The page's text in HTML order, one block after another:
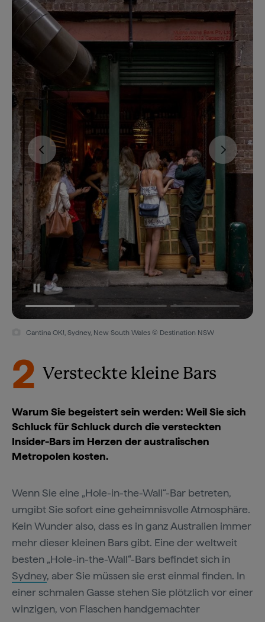
Cantina OK!, Sydney, New South Wales © Destination NSW
2 Versteckte kleine Bars
Warum Sie begeistert sein werden: Weil Sie sich
Schluck für Schluck durch die versteckten
Insider-Bars im Herzen der australischen
Metropolen kosten.
Wenn Sie eine „Hole-in-the-Wall“-Bar betreten,
umgibt Sie sofort eine geheimnisvolle Atmosphäre.
Kein Wunder also, dass es in ganz Australien immer
mehr dieser kleinen Bars gibt. Eine der weltweit
besten „Hole-in-the-Wall“-Bars befindet sich in
Sydney, aber Sie müssen sie erst einmal finden. In
einer schmalen Gasse stehen Sie plötzlich vor einer
winzigen, von Flaschen handgemachter